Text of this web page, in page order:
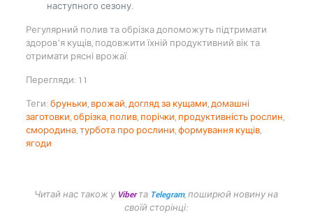
наступного сезону.
Регулярний полив та обрізка допоможуть підтримати
здоров’я кущів, подовжити їхній продуктивний вік та
отримати рясні врожаї.
Перегляди: 11
Теги: бруньки, врожай,догляд за кущами,домашні
заготовки,обрізка, полив, порічки, продуктивність рослин,
смородина,турбота про рослини,формування кущів,
ягоди
Читай нас також у Viberта Telegram, поширюй новину на
своїй сторінці: